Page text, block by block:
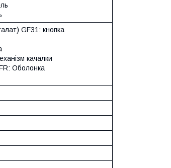
GF31: кнопка
качалки
Оболонка